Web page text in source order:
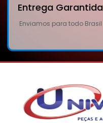
Entrega Garantida
Enviamos para todo Brasil